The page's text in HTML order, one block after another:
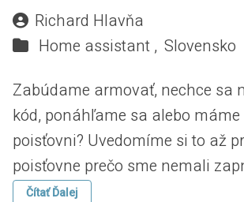
Richard Hlavňa
Home assistant , Slovensko
Zabúdame armovať, nechce sa
kód, ponáhľame sa alebo
poisťovni? Uvedomíme si to až
poisťovne prečo sme nemali
Čítať Ďalej